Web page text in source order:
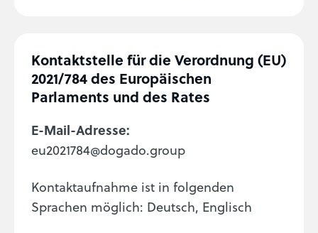
Kontaktstelle für die Verordnung (EU)
2021/784 des Europäischen
Parlaments und des Rates
E-Mail-Adresse:
eu2021784@dogado.group
Kontaktaufnahme ist in folgenden
Sprachen möglich: Deutsch, Englisch